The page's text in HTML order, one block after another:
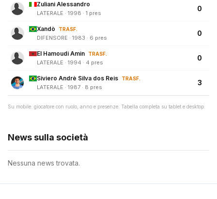
Zuliani Alessandro
LATERALE · 1998 · 1 pres
0
Xandò TRASF.
DIFENSORE · 1983 · 6 pres
0
El Hamoudi Amin TRASF.
LATERALE · 1994 · 4 pres
0
Siviero Andrè Silva dos Reis TRASF.
LATERALE · 1987 · 8 pres
3
Su mobile: giocatore con ruolo, anno e presenze. Tabella completa su tablet e desktop.
News sulla società
Nessuna news trovata.